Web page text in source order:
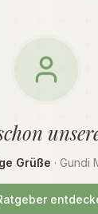
Grüße · Gundi